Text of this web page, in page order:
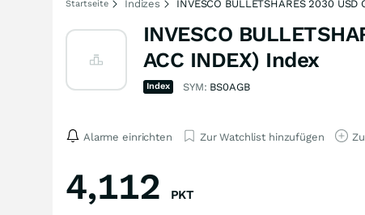
Startseite Indizes INVESCO BULLETSHARES 2030 USD
INVESCO
ACC INDEX) Index
Index SYM: BS0AGB
Alarme einrichten Zur Watchlist hinzufügen
4,112 PKT